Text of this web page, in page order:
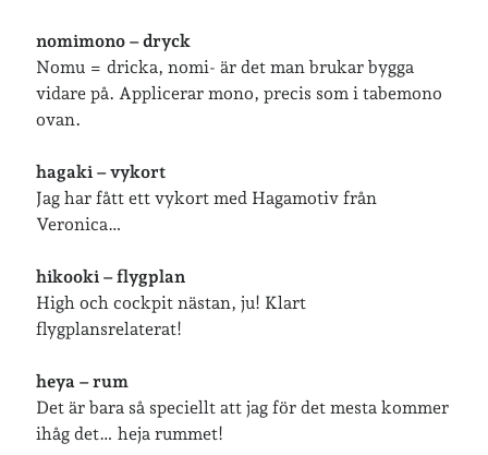
Inlägg om geocaching
Etiketter
barn
Bröllop
e-böcker festligheter
nomimono – dryck
Nomu = dricka, nomi- är det man brukar bygga
vidare på. Applicerar mono, precis som i tabemono
ovan.
hagaki – vykort
Jag har fått ett vykort med Hagamotiv från
Veronica…
hikooki – flygplan
High och cockpit nästan, ju! Klart
flygplansrelaterat!
heya – rum
Det är bara så speciellt att jag för det mesta kommer
ihåg det… heja rummet!